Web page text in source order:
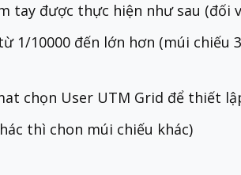
tay được thực hiện như sau (đối
1/10000 đến lớn hơn (múi chiếu
chọn User UTM Grid để thiết
thì chon múi chiếu khác)